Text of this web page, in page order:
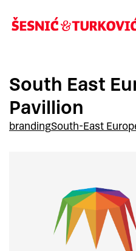
South East
Pavillion
brandingSouth-East